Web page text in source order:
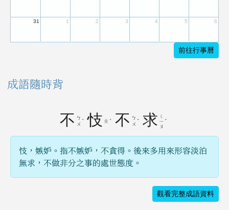
31 1 2 3 4 5 6
前往行事曆
成語隨時背
不 ㄅ
ㄨ ˋ 忮 ㄓ ˋ 不 ㄅ
ㄨ ˋ 求 ㄑ
ㄧ
ㄡ
ˊ
忮，嫉妒。指不嫉妒，不貪得。後來多用來形容淡泊
無求，不做非分之事的處世態度。
觀看完整成語資料